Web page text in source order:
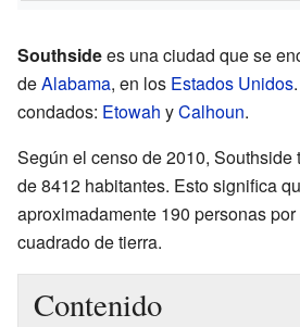
Southsidees una ciudad que se
deAlabama, en los Estados Unidos
condados: Etowah yCalhoun.
Según el censo de 2010, Southside
de 8412 habitantes. Esto significa
aproximadamente 190 personas
cuadrado de tierra.
Contenido